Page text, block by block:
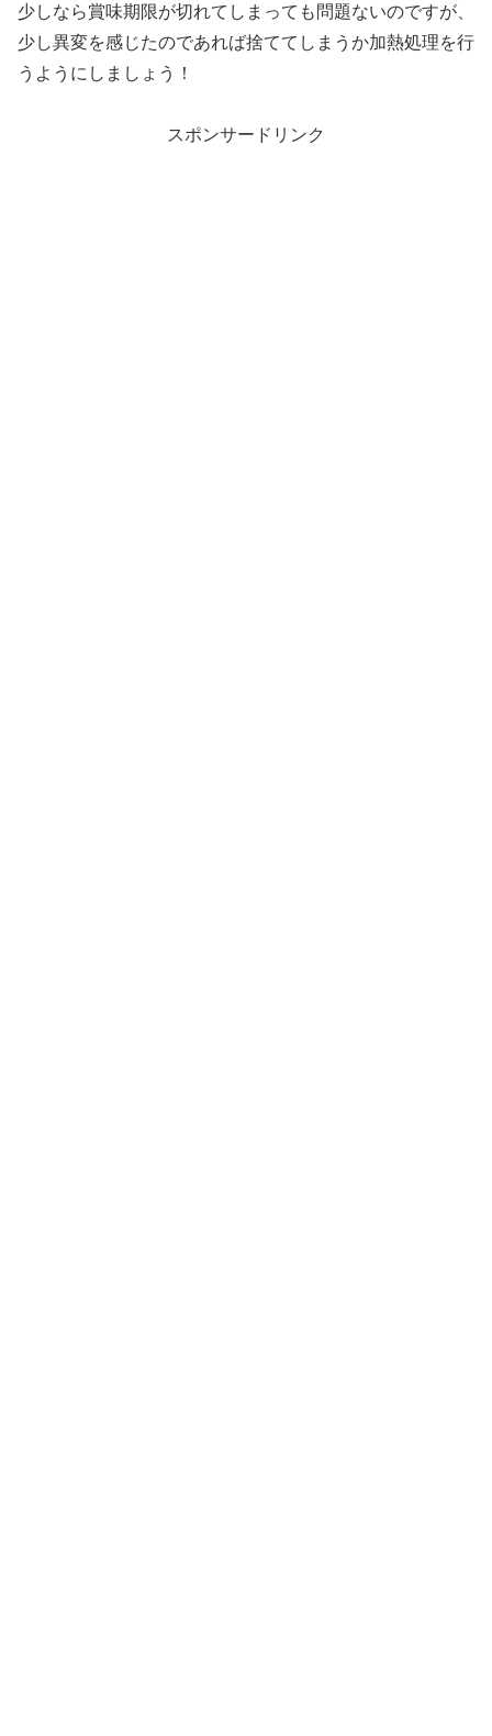
少しなら賞味期限が切れてしまっても問題ないのですが、
少し異変を感じたのであれば捨ててしまうか加熱処理を行
うようにしましょう！
スポンサードリンク